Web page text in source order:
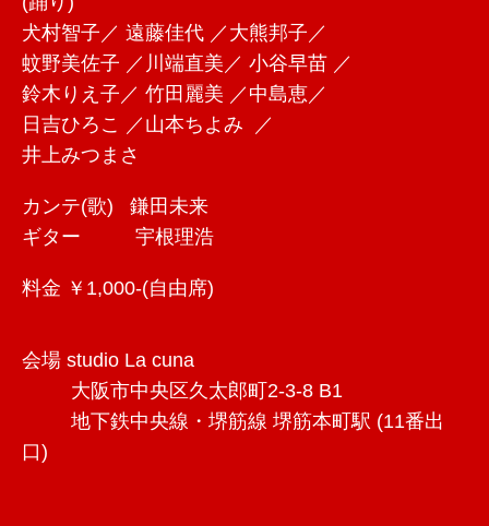
犬村智子／ 遠藤佳代 ／大熊邦子／
蚊野美佐子 ／川端直美／ 小谷早苗 ／
鈴木りえ子／ 竹田麗美 ／中島恵／
日吉ひろこ ／山本ちよみ ／
井上みつまさ
カンテ(歌) 鎌田未来
ギター 宇根理浩
料金 ￥1,000-(自由席)
会場 studio La cuna
大阪市中央区久太郎町2-3-8 B1
地下鉄中央線・堺筋線 堺筋本町駅 (11番出
口)